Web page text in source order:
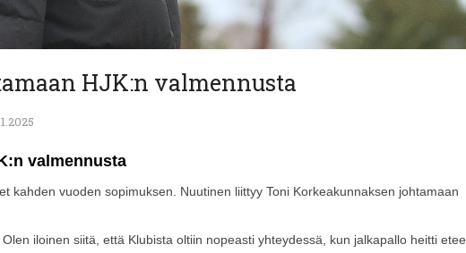
HJK:n valmennusta
valmennusta
kahden vuoden sopimuksen. Nuutinen liittyy Toni Korkeakunnaksen johtamaan
iloinen siitä, että Klubista oltiin nopeasti yhteydessä, kun jalkapallo heitti